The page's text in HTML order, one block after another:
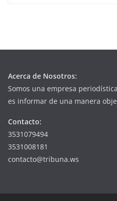
Acerca de Nosotros:
Somos una empresa
es informar de una manera
Contacto:
3531079494
3531008181
contacto@tribuna.ws